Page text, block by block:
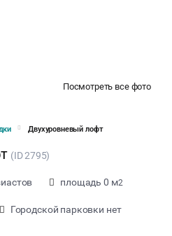
Посмотреть все фото
Двухуровневый лофт
(ID 2795)
площадь 0 м2
Городской парковки нет